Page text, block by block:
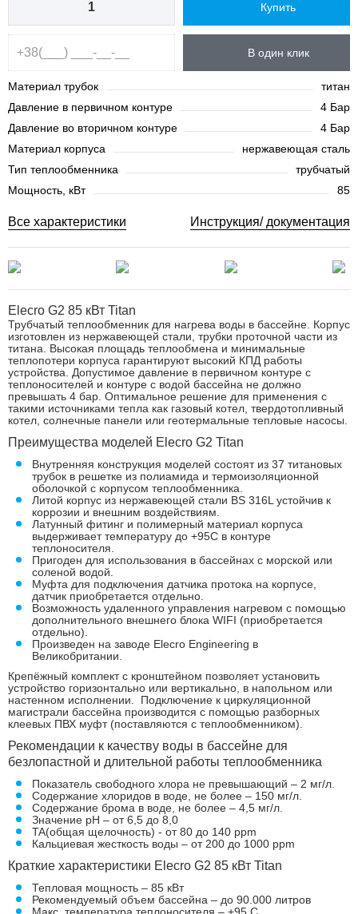
Купить
В один клик
Материал трубок
титан
Давление в первичном контуре
4 Бар
Давление во вторичном контуре
4 Бар
Материал корпуса
нержавеющая сталь
Тип теплообменника
трубчатый
Мощность, кВт
85
Все характеристики Инструкция/ документация
Elecro G2 85 кВт Titan
Трубчатый теплообменник для нагрева воды в бассейне. Корпус
изготовлен из нержавеющей стали, трубки проточной части из
титана. Высокая площадь теплообмена и минимальные
теплопотери корпуса гарантируют высокий КПД работы
устройства. Допустимое давление в первичном контуре с
теплоносителей и контуре с водой бассейна не должно
превышать 4 бар. Оптимальное решение для применения с
такими источниками тепла как газовый котел, твердотопливный
котел, солнечные панели или геотермальные тепловые насосы.
Преимущества моделей Elecro G2 Titan
Внутренняя конструкция моделей состоят из 37 титановых
трубок в решетке из полиамида и термоизоляционной
оболочкой с корпусом теплообменника.
Литой корпус из нержавеющей стали BS 316L устойчив к
коррозии и внешним воздействиям.
Латунный фитинг и полимерный материал корпуса
выдерживает температуру до +95С в контуре
теплоносителя.
Пригоден для использования в бассейнах с морской или
соленой водой.
Муфта для подключения датчика протока на корпусе,
датчик приобретается отдельно.
Возможность удаленного управления нагревом с помощью
дополнительного внешнего блока WIFI (приобретается
отдельно).
Произведен на заводе Elecro Engineering в
Великобритании.
Крепёжный комплект с кронштейном позволяет установить
устройство горизонтально или вертикально, в напольном или
настенном исполнении. Подключение к циркуляционной
магистрали бассейна производится с помощью разборных
клеевых ПВХ муфт (поставляются с теплообменником).
Рекомендации к качеству воды в бассейне для
безлопастной и длительной работы теплообменника
Показатель свободного хлора не превышающий – 2 мг/л.
Содержание хлоридов в воде, не более – 150 мг/л.
Содержание брома в воде, не более – 4,5 мг/л.
Значение pH – от 6,5 до 8,0
TA(общая щелочность) - от 80 до 140 ppm
Кальциевая жесткость воды – от 200 до 1000 ppm
Краткие характеристики Elecro G2 85 кВт Titan
Тепловая мощность – 85 кВт
Рекомендуемый объем бассейна – до 90.000 литров